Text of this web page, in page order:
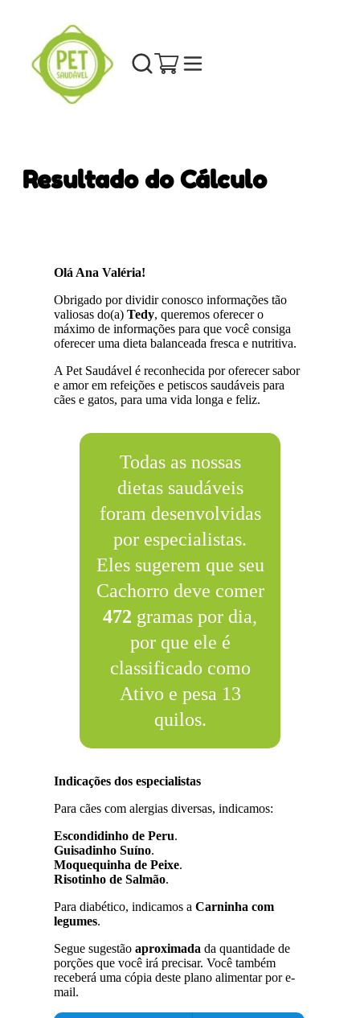
Resultado do Cálculo
Olá Ana Valéria!
Obrigado por dividir conosco informações tão
valiosas do(a)Tedy, queremos oferecer o
máximo de informações para que você consiga
oferecer uma dieta balanceada fresca e nutritiva.
A Pet Saudável é reconhecida por oferecer sabor
e amor em refeições e petiscos saudáveis para
cães e gatos, para uma vida longa e feliz.
Todas as nossas
dietas saudáveis
foram desenvolvidas
por especialistas.
Eles sugerem que seu
Cachorro deve comer
472 gramas por dia,
por que ele é
classificado como
Ativo e pesa 13
quilos.
Indicações dos especialistas
Para cães com alergias diversas, indicamos:
Escondidinho de Peru.
Guisadinho Suíno.
Moquequinha de Peixe.
Risotinho de Salmão.
Para diabético, indicamos aCarninha com
legumes.
Segue sugestãoaproximada da quantidade de
porções que você irá precisar. Você também
receberá uma cópia deste plano alimentar por e-
mail.